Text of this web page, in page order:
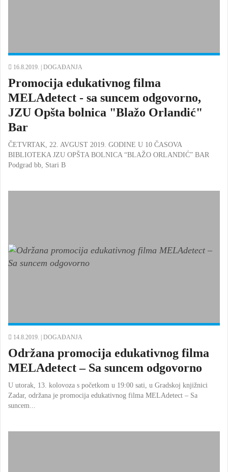
16.8.2019. | DOGAĐANJA
Promocija edukativnog filma
MELAdetect - sa suncem odgovorno,
JZU Opšta bolnica "Blažo Orlandić"
Bar
ČETVRTAK, 22. AVGUST 2019. GODINE U 10 ČASOVA
BIBLIOTEKA JZU OPŠTA BOLNICA “BLAŽO ORLANDIĆ” BAR
Podgrad bb, Stari B
14.8.2019. | DOGAĐANJA
Održana promocija edukativnog filma
MELAdetect – Sa suncem odgovorno
U utorak, 13. kolovoza s početkom u 19:00 sati, u Gradskoj knjižnici
Zadar, održana je promocija edukativnog filma MELAdetect – Sa
suncem...